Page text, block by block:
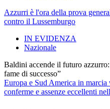
Azzurri è l'ora della prova
contro il Lussemburgo
IN EVIDENZA
Nazionale
Baldini accende il futuro
fame di successo”
Europa e Sud America in
conferme e assenze eccellenti